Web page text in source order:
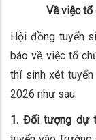
Về việc tổ
Hội đồng tuyển
báo về việc tổ
thí sinh xét
2026 như sau:
1. Đối tượng dự